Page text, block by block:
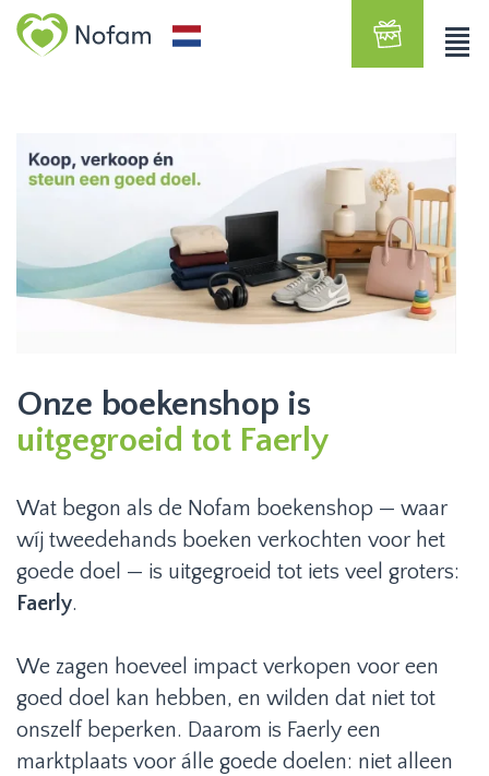
Onze boekenshop is
uitgegroeid tot Faerly
Wat begon als de Nofam boekenshop — waar
wíj tweedehands boeken verkochten voor het
goede doel — is uitgegroeid tot iets veel groters:
Faerly.
We zagen hoeveel impact verkopen voor een
goed doel kan hebben, en wilden dat niet tot
onszelf beperken. Daarom is Faerly een
marktplaats voor álle goede doelen: niet alleen